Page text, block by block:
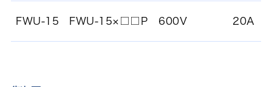
FWU-15 FWU-15×□□P 600V 20A